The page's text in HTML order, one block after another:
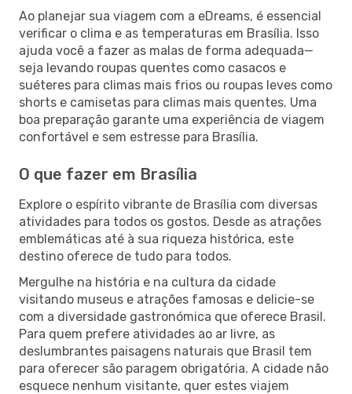
Ao planejar sua viagem com a eDreams, é essencial
verificar o clima e as temperaturas em Brasília. Isso
ajuda você a fazer as malas de forma adequada—
seja levando roupas quentes como casacos e
suéteres para climas mais frios ou roupas leves como
shorts e camisetas para climas mais quentes. Uma
boa preparação garante uma experiência de viagem
confortável e sem estresse para Brasília.
O que fazer em Brasília
Explore o espírito vibrante de Brasília com diversas
atividades para todos os gostos. Desde as atrações
emblemáticas até à sua riqueza histórica, este
destino oferece de tudo para todos.
Mergulhe na história e na cultura da cidade
visitando museus e atrações famosas e delicie-se
com a diversidade gastronómica que oferece Brasil.
Para quem prefere atividades ao ar livre, as
deslumbrantes paisagens naturais que Brasil tem
para oferecer são paragem obrigatória. A cidade não
esquece nenhum visitante, quer estes viajem